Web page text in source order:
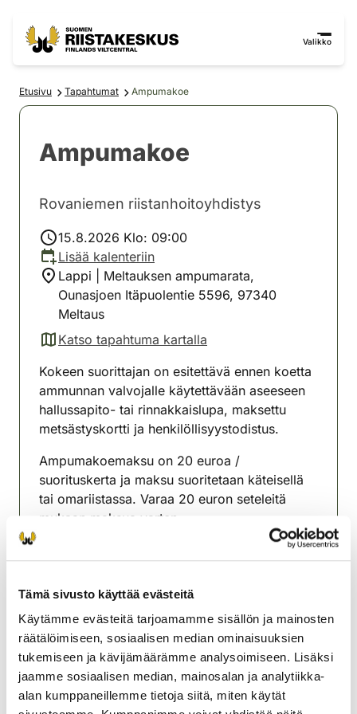
Tämä sivusto käyttää evästeitä
Käytämme evästeitä tarjoamamme sisällön ja mainosten
räätälöimiseen, sosiaalisen median ominaisuuksien
tukemiseen ja kävijämäärämme analysoimiseen. Lisäksi
jaamme sosiaalisen median, mainosalan ja analytiikka-
alan kumppaneillemme tietoja siitä, miten käytät
Valikko
Etusivu Tapahtumat Ampumakoe
Ampumakoe
Rovaniemen riistanhoitoyhdistys
15.8.2026 Klo: 09:00
Lisää kalenteriin
Lappi | Meltauksen ampumarata,
Ounasjoen Itäpuolentie 5596, 97340
Meltaus
Katso tapahtuma kartalla
(avautuu uuteen välilehteen)
Kokeen suorittajan on esitettävä ennen koetta
ammunnan valvojalle käytettävään aseeseen
hallussapito- tai rinnakkaislupa, maksettu
metsästyskortti ja henkilöllisyystodistus.
Ampumakoemaksu on 20 euroa /
suorituskerta ja maksu suoritetaan käteisellä
tai omariistassa. Varaa 20 euron seteleitä
mukaan maksua varten.
kokeen alkamisesta.
Lisätiedot Osmo Tarsa puh. 0400-816458.
Rovaniemen riistanhoitoyhdistys
Lappi
rovaniemi@rhy.riista.fi